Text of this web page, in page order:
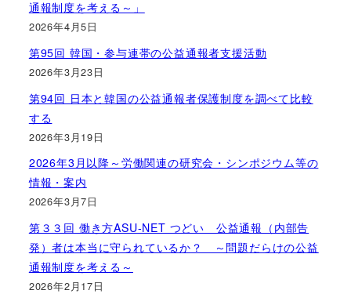
通報制度を考える～」
2026年4月5日
第95回 韓国・参与連帯の公益通報者支援活動
2026年3月23日
第94回 日本と韓国の公益通報者保護制度を調べて比較
する
2026年3月19日
2026年3月以降～労働関連の研究会・シンポジウム等の
情報・案内
2026年3月7日
第３３回 働き方ASU-NET つどい 公益通報（内部告
発）者は本当に守られているか？ ～問題だらけの公益
通報制度を考える～
2026年2月17日